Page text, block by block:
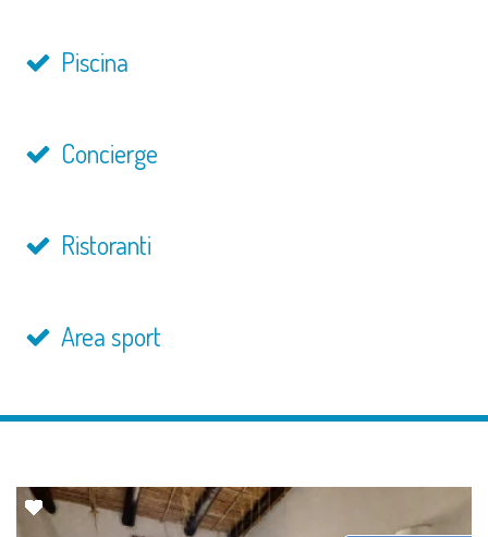
Piscina
Concierge
Ristoranti
Area sport